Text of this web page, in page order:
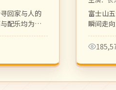
回家与人的
配乐均为顶
富士山
瞬间走
的成人